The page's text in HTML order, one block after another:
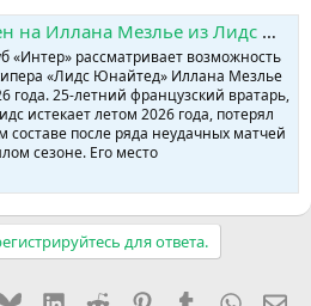
- Новости спорта | Футбол | Онлайн трансляции | Чат | Результаты матчей | Спорт | Прогнозы на спорт
«Интер» рассматривает возможность
«Лидс Юнайтед» Иллана Мезлье
года. 25-летний французский вратарь,
истекает летом 2026 года, потерял
составе после ряда неудачных матчей
сезоне. Его место
для ответа.
BlueskyLinkedIn
Reddit PinterestTumblr